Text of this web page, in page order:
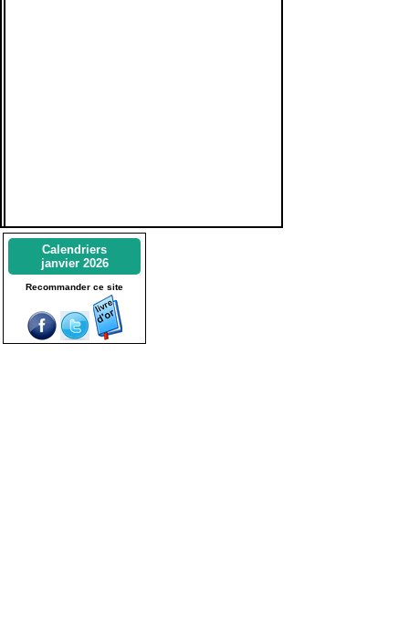
Calendriers
janvier 2026
Recommander ce site